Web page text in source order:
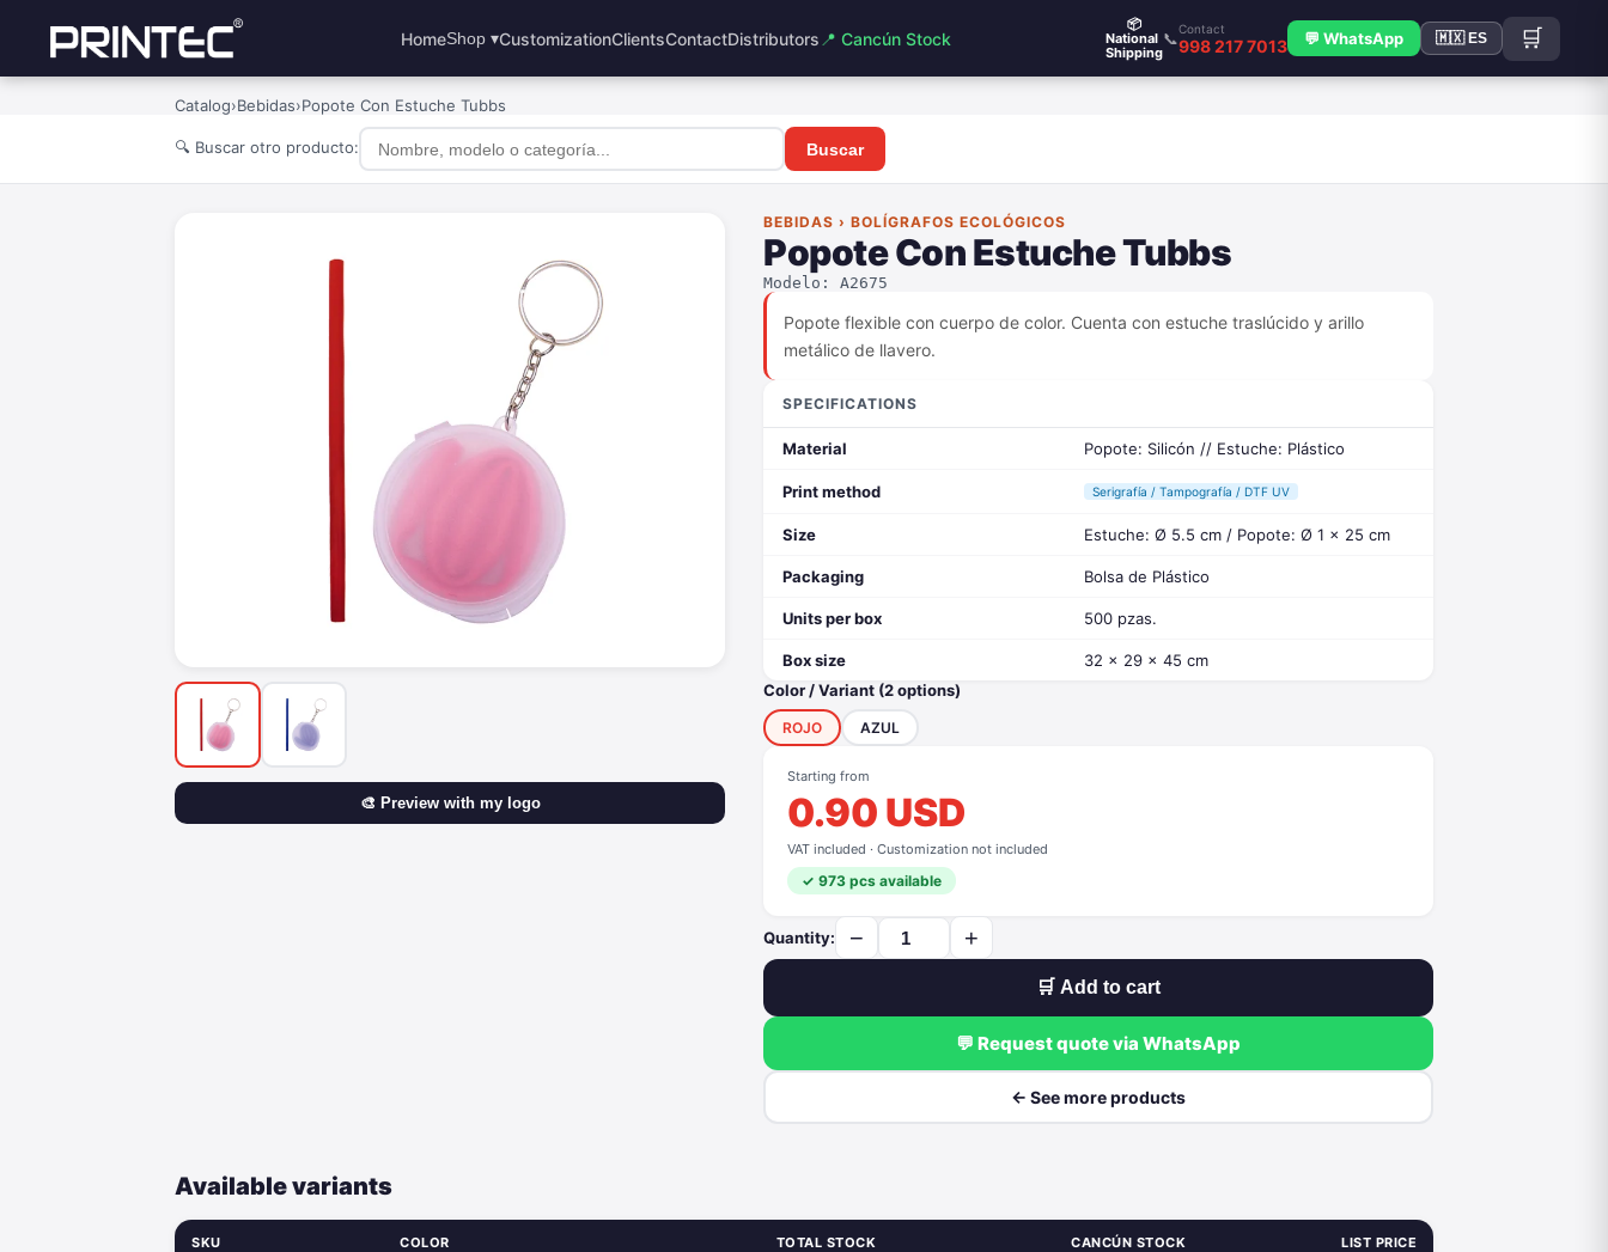
HomeShop ▾CustomizationClientsContactDistributors 📍 Cancún Stock
📦
National
Shipping
📞
Contact
998 217 7013 💬 WhatsApp 🇲🇽 ES 🛒
Catalog›Bebidas›Popote Con Estuche Tubbs
🔍 Buscar otro producto: Buscar
🎨 Preview with my logo
BEBIDAS › BOLÍGRAFOS ECOLÓGICOS
Popote Con Estuche Tubbs
Modelo: A2675
Popote flexible con cuerpo de color. Cuenta con estuche traslúcido y arillo
metálico de llavero.
SPECIFICATIONS
Material Popote: Silicón // Estuche: Plástico
Print method Serigrafía / Tampografía / DTF UV
Size Estuche: Ø 5.5 cm / Popote: Ø 1 x 25 cm
Packaging Bolsa de Plástico
Units per box 500 pzas.
Box size
32 x 29 x 45 cm
Color / Variant (2 options)
ROJO AZUL
Starting from
0.90 USD
VAT included · Customization not included
✓ 973 pcs available
Quantity: − +
🛒 Add to cart
💬 Request quote via WhatsApp
← See more products
Available variants
SKU COLOR TOTAL STOCK CANCÚN STOCK LIST PRICE